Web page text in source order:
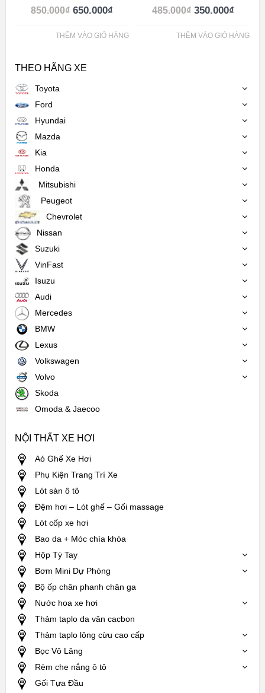
850.000₫ 650.000₫
THÊM VÀO GIỎ HÀNG
485.000₫ 350.000₫
THÊM VÀO GIỎ HÀNG
THEO HÃNG XE
Toyota
Ford
Hyundai
Mazda
Kia
Honda
Mitsubishi
Peugeot
Chevrolet
Nissan
Suzuki
VinFast
Isuzu
Audi
Mercedes
BMW
Lexus
Volkswagen
Volvo
Skoda
Omoda & Jaecoo
NỘI THẤT XE HƠI
Aó Ghế Xe Hơi
Phụ Kiện Trang Trí Xe
Lót sàn ô tô
Đệm hơi – Lót ghế – Gối massage
Lót cốp xe hơi
Bao da + Móc chìa khóa
Hộp Tỳ Tay
Bơm Mini Dự Phòng
Bộ ốp chân phanh chân ga
Nước hoa xe hơi
Thảm taplo da vân cacbon
Thảm taplo lông cừu cao cấp
Bọc Vô Lăng
Rèm che nắng ô tô
Gối Tựa Đầu